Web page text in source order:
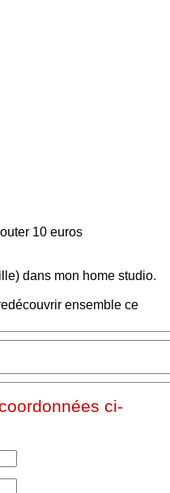
10 euros
dans mon home studio.
ensemble ce
ci-